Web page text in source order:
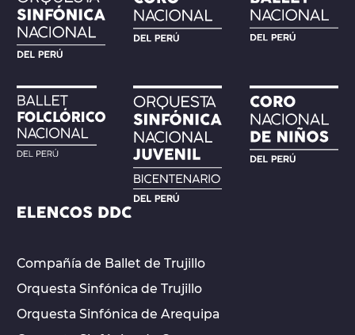
Compañía de Ballet de Trujillo
Orquesta Sinfónica de Trujillo
Orquesta Sinfónica de Arequipa